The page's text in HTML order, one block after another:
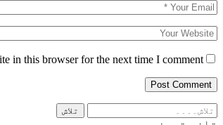
in this browser for the next time I comment.